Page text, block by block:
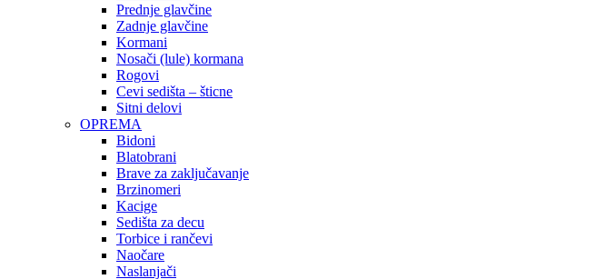
Prednje glavčine
Zadnje glavčine
Kormani
Nosači (lule) kormana
Rogovi
Cevi sedišta – šticne
Sitni delovi
OPREMA
Bidoni
Blatobrani
Brave za zaključavanje
Brzinomeri
Kacige
Sedišta za decu
Torbice i rančevi
Naočare
Naslanjači